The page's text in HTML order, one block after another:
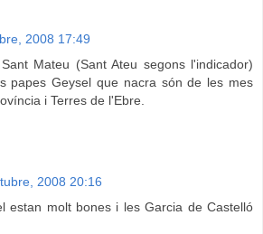
2008 17:49
Mateu (Sant Ateu segons l'indicador)
papes Geysel que nacra són de les mes
i Terres de l'Ebre.
2008 20:16
estan molt bones i les Garcia de Castelló